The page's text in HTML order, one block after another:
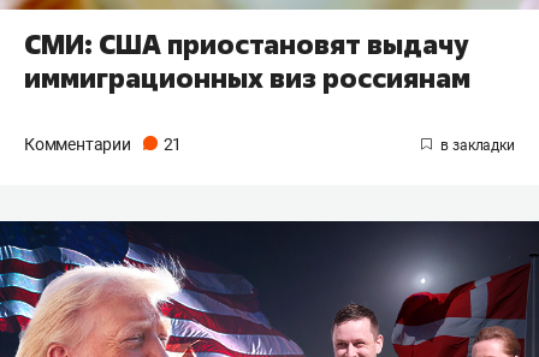
СМИ: США приостановят выдачу
иммиграционных виз россиянам
Комментарии 21